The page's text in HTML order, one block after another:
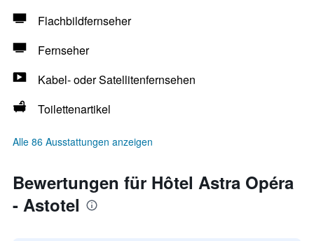
Flachbildfernseher
Fernseher
Kabel- oder Satellitenfernsehen
Toilettenartikel
Alle 86 Ausstattungen anzeigen
Bewertungen für Hôtel Astra Opéra
- Astotel